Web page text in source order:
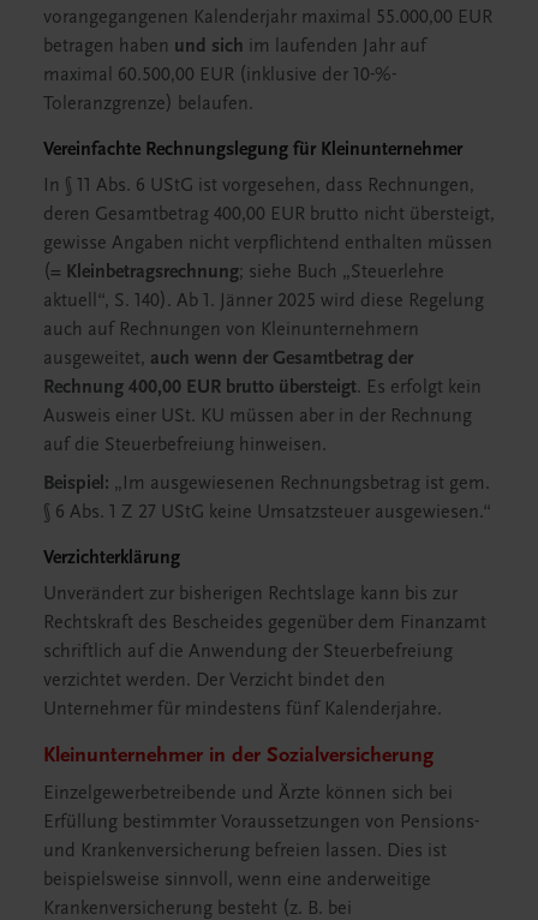
vorangegangenen Kalenderjahr maximal 55.000,00 EUR
betragen haben und sich im laufenden Jahr auf
maximal 60.500,00 EUR (inklusive der 10-%-
Toleranzgrenze) belaufen.
Vereinfachte Rechnungslegung für Kleinunternehmer
In § 11 Abs. 6 UStG ist vorgesehen, dass Rechnungen,
deren Gesamtbetrag 400,00 EUR brutto nicht übersteigt,
gewisse Angaben nicht verpflichtend enthalten müssen
(= Kleinbetragsrechnung; siehe Buch „Steuerlehre
aktuell“, S. 140). Ab 1. Jänner 2025 wird diese Regelung
auch auf Rechnungen von Kleinunternehmern
ausgeweitet, auch wenn der Gesamtbetrag der
Rechnung 400,00 EUR brutto übersteigt. Es erfolgt kein
Ausweis einer USt. KU müssen aber in der Rechnung
auf die Steuerbefreiung hinweisen.
Beispiel: „Im ausgewiesenen Rechnungsbetrag ist gem.
§ 6 Abs. 1 Z 27 UStG keine Umsatzsteuer ausgewiesen.“
Verzichterklärung
Unverändert zur bisherigen Rechtslage kann bis zur
Rechtskraft des Bescheides gegenüber dem Finanzamt
schriftlich auf die Anwendung der Steuerbefreiung
verzichtet werden. Der Verzicht bindet den
Unternehmer für mindestens fünf Kalenderjahre.
Kleinunternehmer in der Sozialversicherung
Einzelgewerbetreibende und Ärzte können sich bei
Erfüllung bestimmter Voraussetzungen von Pensions-
und Krankenversicherung befreien lassen. Dies ist
beispielsweise sinnvoll, wenn eine anderweitige
Krankenversicherung besteht (z. B. bei